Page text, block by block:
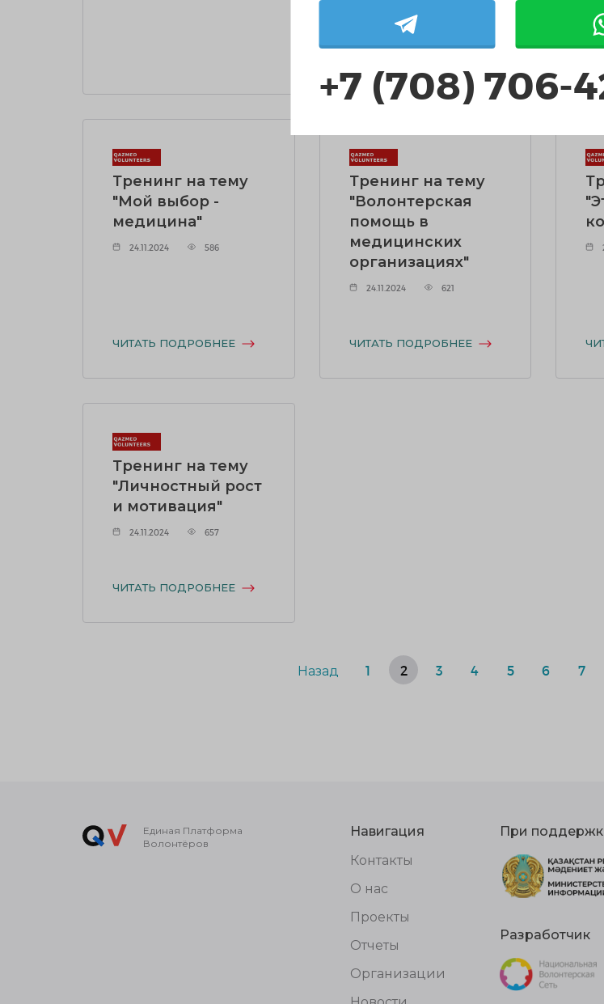
Тренинг на тему
"Мой выбор -
медицина"
24.11.2024 586
ЧИТАТЬ ПОДРОБНЕЕ
Тренинг на тему
"Волонтерская
помощь в
медицинских
организациях"
24.11.2024 621
ЧИТАТЬ ПОДРОБНЕЕ
Тренинг на тему
"Личностный рост
и мотивация"
24.11.2024 657
ЧИТАТЬ ПОДРОБНЕЕ
Назад 1 2 3 4 5 6 7
Единая Платформа
Волонтёров
Навигация
Контакты
О нас
Проекты
Отчеты
Организации
При
Разработчик
+7 (708) 706-